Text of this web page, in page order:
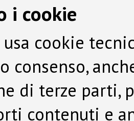
i cookie
cookie
consenso,
di terze parti,
contenuti e